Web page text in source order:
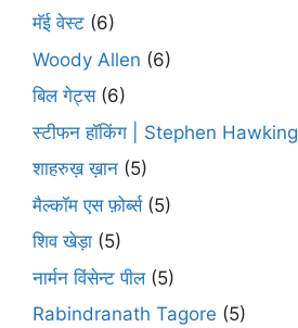
मॅई वेस्ट (6)
Woody Allen (6)
बिल गेट्स(6)
स्टीफन हॉकिंग | Stephen Hawking
शाहरुख़ ख़ान (5)
मैल्कॉम एस फ़ोर्ब्स(5)
शिव खेड़ा (5)
नार्मन विंसेन्ट पील(5)
Rabindranath Tagore (5)